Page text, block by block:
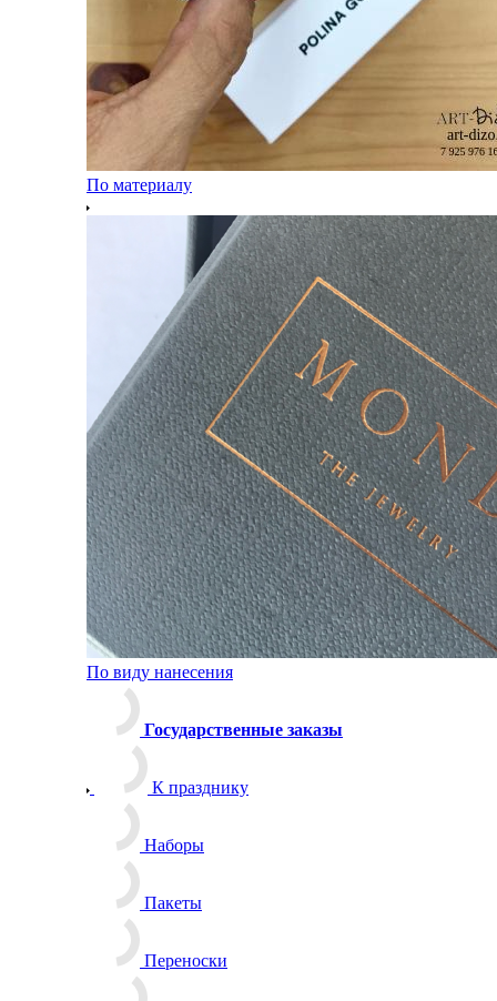
По материалу
По виду нанесения
Государственные заказы
К празднику
Наборы
Пакеты
Переноски